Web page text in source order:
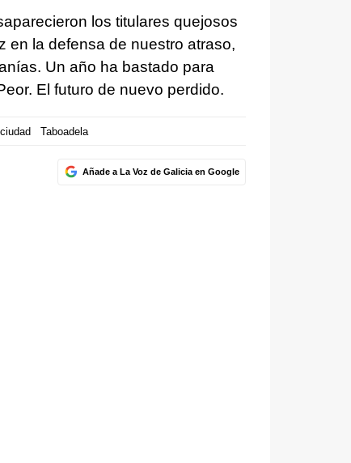
los titulares quejosos
en la defensa de nuestro atraso,
Un año ha bastado para
El futuro de nuevo perdido.
Taboadela
Añade a La Voz de Galicia en Google